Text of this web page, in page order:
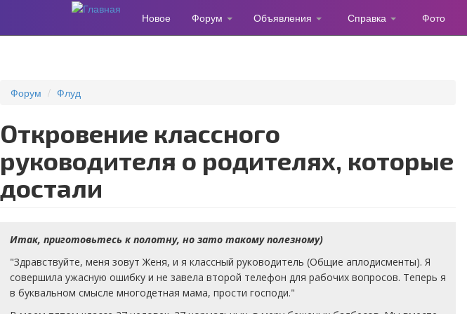
Новое Форум Объявления Справка Фото
Форум Флуд
Откровение классного
руководителя о родителях, которые
достали
Итак, приготовьтесь к полотну, но зато такому полезному)
"Здравствуйте, меня зовут Женя, и я классный руководитель (Общие аплодисменты). Я
совершила ужасную ошибку и не завела второй телефон для рабочих вопросов. Теперь я
в буквальном смысле многодетная мама, прости господи."